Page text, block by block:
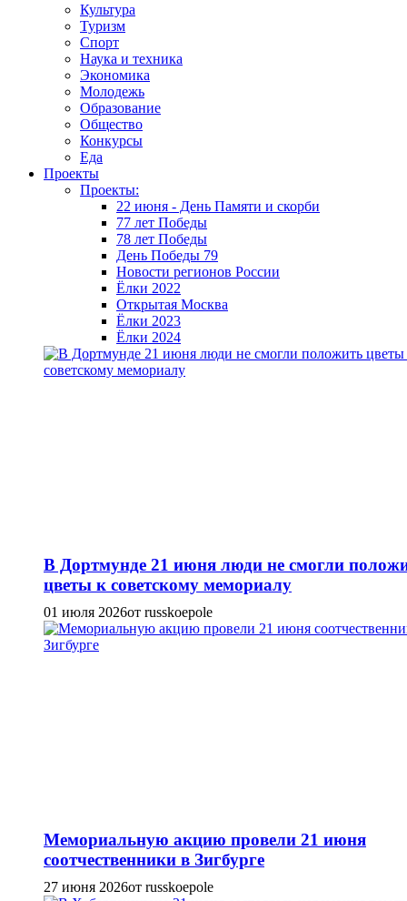
Культура
Туризм
Спорт
Наука и техника
Экономика
Молодежь
Образование
Общество
Конкурсы
Еда
Проекты
Проекты:
22 июня - День Памяти и скорби
77 лет Победы
78 лет Победы
День Победы 79
Новости регионов России
Ёлки 2022
Открытая Москва
Ёлки 2023
Ёлки 2024
В Дортмунде 21 июня люди не смогли
цветы к советскому мемориалу
01 июля 2026от russkoepole
Мемориальную акцию провели 21 июня
соотчественники в Зигбурге
27 июня 2026от russkoepole